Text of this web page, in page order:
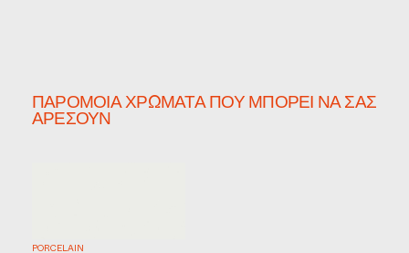
ΠΑΡΌΜΟΙΑ ΧΡΏΜΑΤΑ ΠΟΥ ΜΠΟΡΕΊ ΝΑ ΣΑΣ
ΑΡΈΣΟΥΝ
PORCELAIN